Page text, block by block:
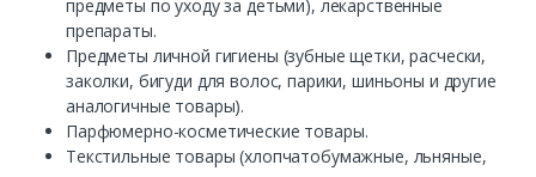
предметы по уходу за детьми), лекарственные
препараты.
Предметы личной гигиены (зубные щетки, расчески,
заколки, бигуди для волос, парики, шиньоны и другие
аналогичные товары).
Парфюмерно-косметические товары.
Текстильные товары (хлопчатобумажные, льняные,